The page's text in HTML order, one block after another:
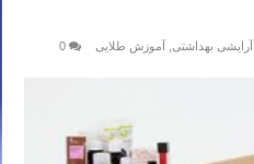
آرایشی بهداشتی آموزش طلایی
0